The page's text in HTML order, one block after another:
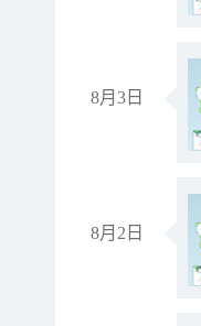
8月3日
8月2日